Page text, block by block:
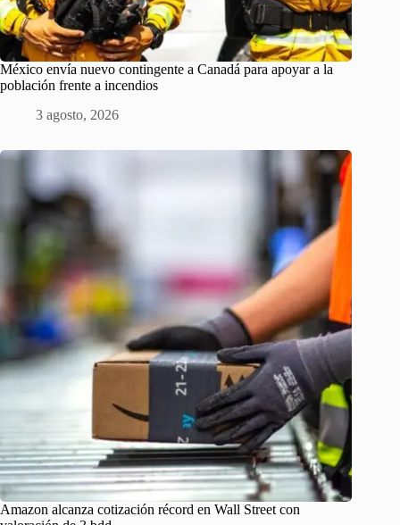
México envía nuevo contingente a Canadá para apoyar a la
población frente a incendios
3 agosto, 2026
Amazon alcanza cotización récord en Wall Street con